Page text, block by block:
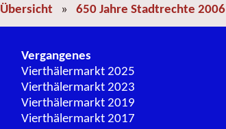
Übersicht » 650 Jahre Stadtrechte 2006
Vergangenes
Vierthälermarkt 2025
Vierthälermarkt 2023
Vierthälermarkt 2019
Vierthälermarkt 2017